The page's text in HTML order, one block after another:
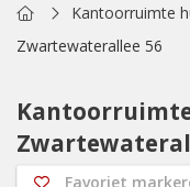
HomeKantoorruimte
Zwartewaterallee 56
Favoriet